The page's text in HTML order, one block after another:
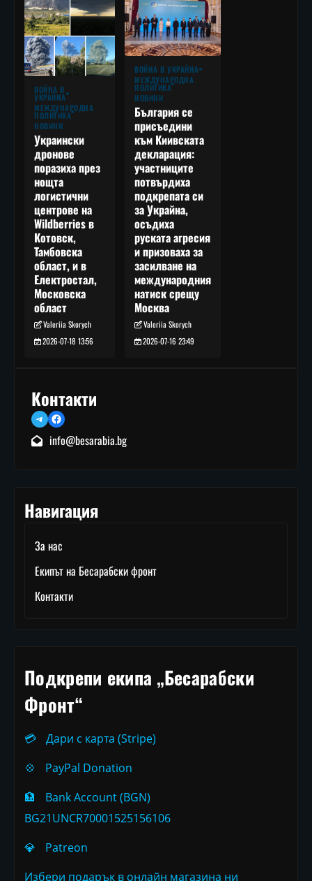
ВОЙНА В
УКРАЙНА
МЕЖДУНАРОДНА
ПОЛИТИКА
НОВИНИ
Украински
дронове
поразиха през
нощта
логистични
центрове на
Wildberries в
Котовск,
Тамбовска
област, и в
Електростал,
Московска
област
Valeriia Skorych
2026-07-18 13:56
ВОЙНА В УКРАЙНА
МЕЖДУНАРОДНА
ПОЛИТИКА
НОВИНИ
България се
присъедини
към Киивската
декларация:
участниците
потвърдиха
подкрепата си
за Украйна,
осъдиха
руската агресия
и призоваха за
засилване на
международния
натиск срещу
Москва
Valeriia Skorych
2026-07-16 23:49
Контакти
TelegramFacebook
info@besarabia.bg
Навигация
За нас
Екипът на Бесарабски фронт
Контакти
Подкрепи екипа „Бесарабски
Фронт“
💳
Дари с карта (Stripe)
💠
PayPal Donation
🏦
Bank Account (BGN)
BG21UNCR70001525156106
💎
Patreon
Избери подарък в онлайн магазина ни